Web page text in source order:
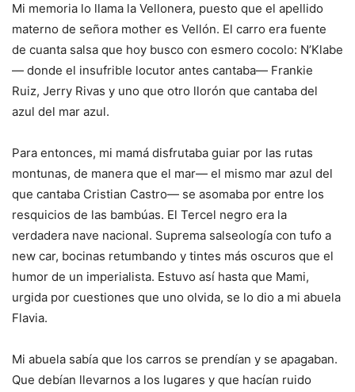
Mi memoria lo llama la Vellonera, puesto que el apellido
materno de señora mother es Vellón. El carro era fuente
de cuanta salsa que hoy busco con esmero cocolo: N’Klabe
— donde el insufrible locutor antes cantaba— Frankie
Ruiz, Jerry Rivas y uno que otro llorón que cantaba del
azul del mar azul.
Para entonces, mi mamá disfrutaba guiar por las rutas
montunas, de manera que el mar— el mismo mar azul del
que cantaba Cristian Castro— se asomaba por entre los
resquicios de las bambúas. El Tercel negro era la
verdadera nave nacional. Suprema salseología con tufo a
new car, bocinas retumbando y tintes más oscuros que el
humor de un imperialista. Estuvo así hasta que Mami,
urgida por cuestiones que uno olvida, se lo dio a mi abuela
Flavia.
Mi abuela sabía que los carros se prendían y se apagaban.
Que debían llevarnos a los lugares y que hacían ruido